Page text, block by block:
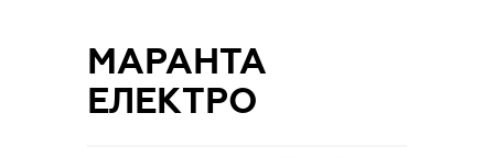
МАРАНТА
ЕЛЕКТРО